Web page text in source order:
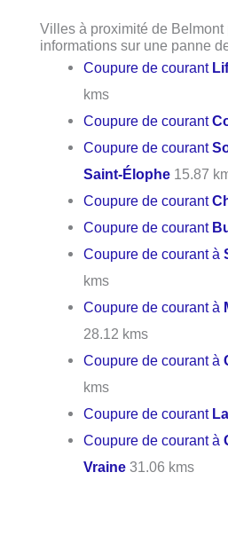
Villes à proximité de Belmont
informations sur une panne
Coupure de courant
kms
Coupure de courant
Coupure de courant
Saint-Élophe 15.87
Coupure de courant
Coupure de courant
Coupure de courant à
kms
Coupure de courant à
28.12 kms
Coupure de courant à
kms
Coupure de courant
Coupure de courant à
Vraine 31.06 kms